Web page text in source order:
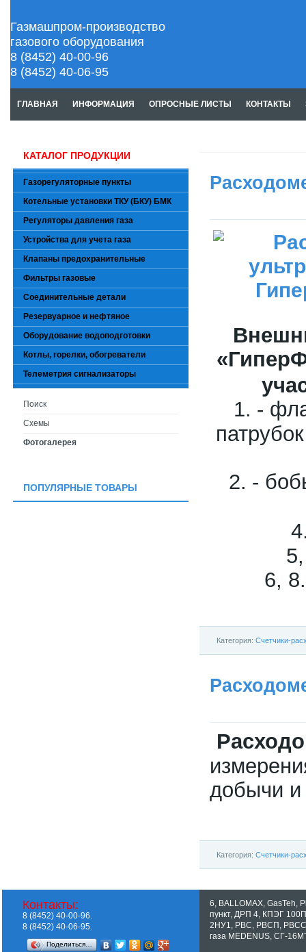
Газмашпром-производство
газового оборудования
8 (8452) 40-00-96
8 (8452) 40-06-95
ГЛАВНАЯ ИНФОРМАЦИЯ ОПРОСНЫЕ ЛИСТЫ КОНТАКТЫ
1. -
2. -
5
6,
Категория: Счетчики-
добычи и
Категория: Счетчики-
КАТАЛОГ ПРОДУКЦИИ
Газорегуляторные пункты
Котельные установки ТКУ (БКУ) БМК
Регуляторы давления газа
Устройства для учета газа
Клапаны предохранительные
Фильтры газовые
Соединительные детали
Резервуарное и нефтяное
Оборудование водоподготовки
Котлы, горелки, обогреватели
Телеметрия сигнализаторы
Поиск
Схемы
Фотогалерея
ПОПУЛЯРНЫЕ ТОВАРЫ
6, BALLOMAX, GasTeh,
пункт, ДРП 4, КПЭГ 100П
2НУ1, РВС, РВСП , РВСС
газа MEDENUS, СГ-
Контакты:
8 (8452) 40-00-96.
8 (8452) 40-06-95.
Поделиться…